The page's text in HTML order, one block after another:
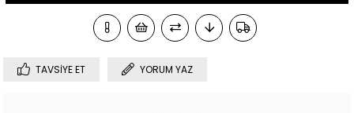
TAVSIYE ET YORUM YAZ